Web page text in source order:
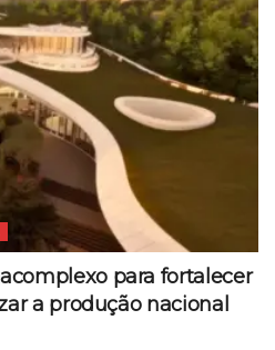
para fortalecer
a produção nacional